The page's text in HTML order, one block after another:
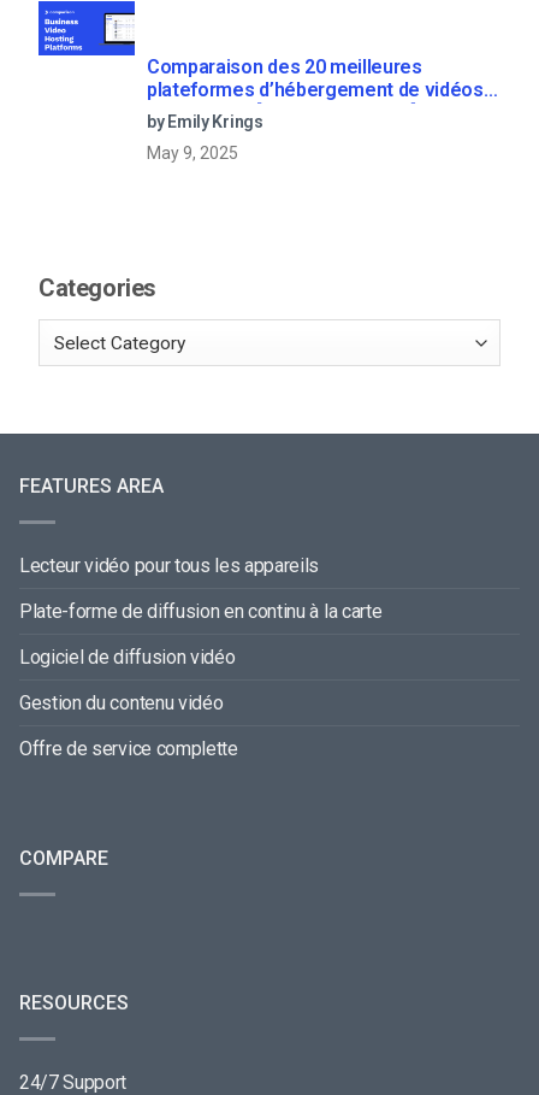
Comparaison des 20 meilleures
plateformes d’hébergement de vidéos
by Emily Krings
May 9, 2025
Categories
FEATURES AREA
Lecteur vidéo pour tous les appareils
Plate-forme de diffusion en continu à la carte
Logiciel de diffusion vidéo
Gestion du contenu vidéo
Offre de service complette
COMPARE
RESOURCES
24/7 Support